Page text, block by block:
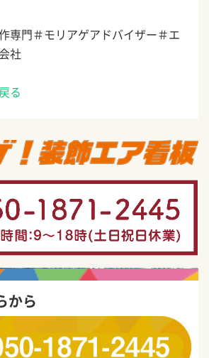
専門＃モリアゲアドバイザー＃エ
社
る
から